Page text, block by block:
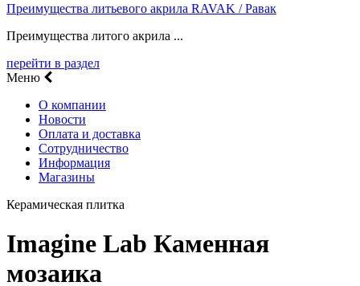
Преимущества литьевого акрила RAVAK / Равак
Преимущества литого акрила ...
перейти в раздел
Меню
О компании
Новости
Оплата и доставка
Сотрудничество
Информация
Магазины
Керамическая плитка
Imagine Lab Каменная
мозаика